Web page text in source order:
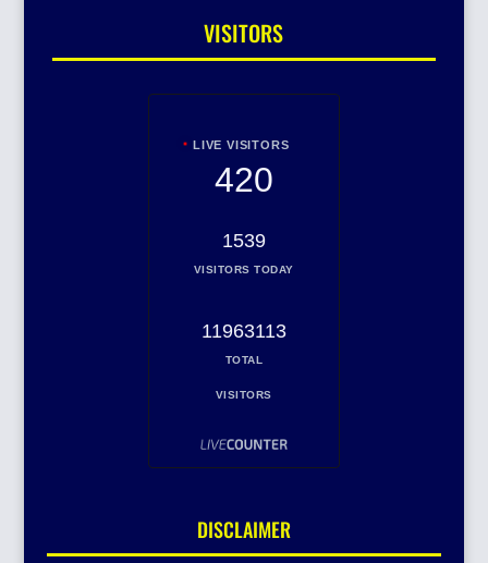
VISITORS
LIVE VISITORS
420
1539
VISITORS TODAY
11963113
TOTAL
VISITORS
DISCLAIMER